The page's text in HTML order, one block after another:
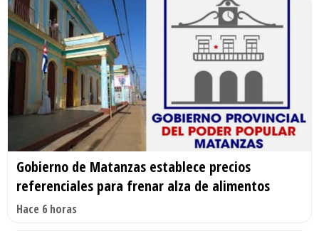
Gobierno de Matanzas establece precios
referenciales para frenar alza de alimentos
Hace 6 horas